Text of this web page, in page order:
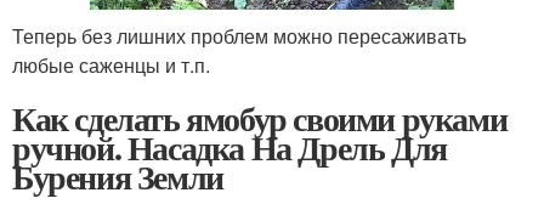
Теперь без лишних проблем можно пересаживать
любые саженцы и т.п.
Как сделать ямобур своими руками
ручной. Насадка На Дрель Для
Бурения Земли